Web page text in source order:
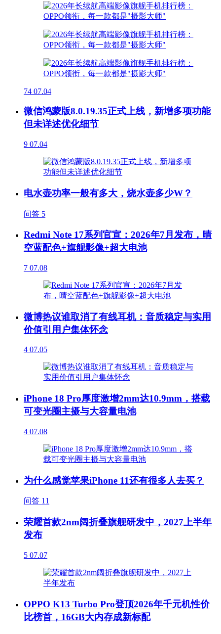
74 07.04
微信鸿蒙版8.0.19.35正式上线，新增多项功能
但未详述优化细节
9 07.04
电水壶功率一般有多大，烧水壶多少W？
问答 5
Redmi Note 17系列官宣：2026年7月发布，晴
空蓝配色+旗舰影像+超大电池
7 07.08
微博热议谁取消了有线耳机：音质稳定与实用
价值引用户集体怀念
4 07.05
iPhone 18 Pro厚度激增2mm达10.9mm，搭载
可变光圈主摄与大容量电池
4 07.08
为什么感觉苹果iPhone 11还有很多人去买？
问答 11
荣耀首款2nm阔折叠旗舰研发中，2027上半年
发布
5 07.07
OPPO K13 Turbo Pro登顶2026年千元机性价
比榜首，16GB大内存成新标配